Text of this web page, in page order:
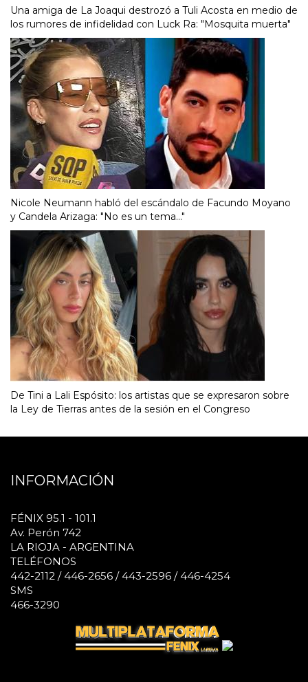
Una amiga de La Joaqui destrozó a Tuli Acosta en medio de
los rumores de infidelidad con Luck Ra: "Mosquita muerta"
Nicole Neumann habló del escándalo de Facundo Moyano
y Candela Arizaga: "No es un tema..."
De Tini a Lali Espósito: los artistas que se expresaron sobre
la Ley de Tierras antes de la sesión en el Congreso
INFORMACIÓN
FÉNIX 95.1 - 101.1
Av. Perón 742
LA RIOJA - ARGENTINA
TELÉFONOS
442-2112 / 446-2656 / 443-2596 / 446-4254
SMS
466-3290